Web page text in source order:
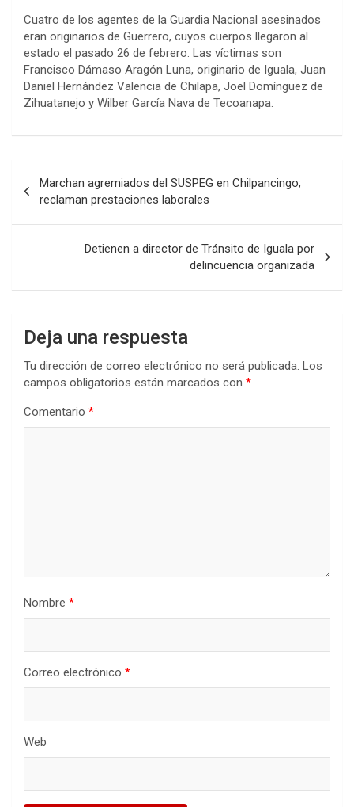
Cuatro de los agentes de la Guardia Nacional asesinados
eran originarios de Guerrero, cuyos cuerpos llegaron al
estado el pasado 26 de febrero. Las víctimas son
Francisco Dámaso Aragón Luna, originario de Iguala, Juan
Daniel Hernández Valencia de Chilapa, Joel Domínguez de
Zihuatanejo y Wilber García Nava de Tecoanapa.
de
entradas
Marchan agremiados del SUSPEG en Chilpancingo;
reclaman prestaciones laborales
Detienen a director de Tránsito de Iguala por
delincuencia organizada
Deja una respuesta
Tu dirección de correo electrónico no será publicada. Los
campos obligatorios están marcados con *
Comentario *
Nombre *
Correo electrónico *
Web